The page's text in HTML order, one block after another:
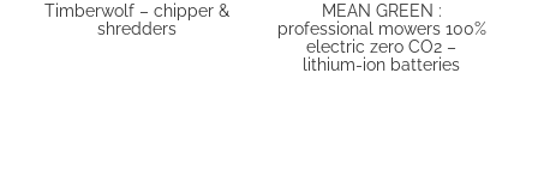
Timberwolf – chipper &
shredders
MEAN GREEN :
professional mowers 100%
electric zero CO2 –
lithium-ion batteries